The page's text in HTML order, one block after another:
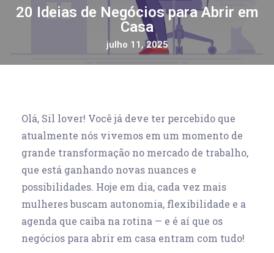
20 Ideias de Negócios para Abrir em
Casa
julho 11, 2025
Olá, Sil lover! Você já deve ter percebido que
atualmente nós vivemos em um momento de
grande transformação no mercado de trabalho,
que está ganhando novas nuances e
possibilidades. Hoje em dia, cada vez mais
mulheres buscam autonomia, flexibilidade e a
agenda que caiba na rotina — e é aí que os
negócios para abrir em casa entram com tudo!